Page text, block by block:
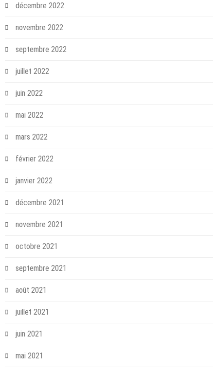
décembre 2022
novembre 2022
septembre 2022
juillet 2022
juin 2022
mai 2022
mars 2022
février 2022
janvier 2022
décembre 2021
novembre 2021
octobre 2021
septembre 2021
août 2021
juillet 2021
juin 2021
mai 2021